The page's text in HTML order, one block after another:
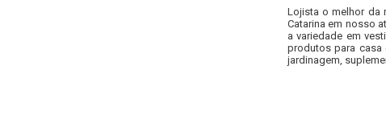
Lojista o melhor da
Catarina em nosso
a variedade em
produtos para casa
jardinagem,